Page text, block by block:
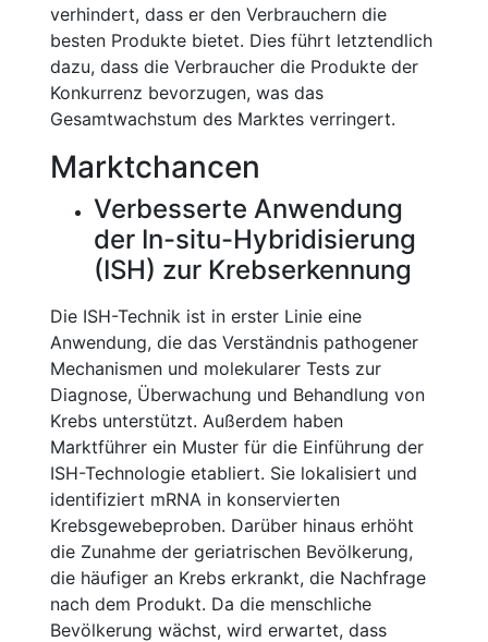
verhindert, dass er den Verbrauchern die
besten Produkte bietet. Dies führt letztendlich
dazu, dass die Verbraucher die Produkte der
Konkurrenz bevorzugen, was das
Gesamtwachstum des Marktes verringert.
Marktchancen
Verbesserte Anwendung
der In-situ-Hybridisierung
(ISH) zur Krebserkennung
Die ISH-Technik ist in erster Linie eine
Anwendung, die das Verständnis pathogener
Mechanismen und molekularer Tests zur
Diagnose, Überwachung und Behandlung von
Krebs unterstützt. Außerdem haben
Marktführer ein Muster für die Einführung der
ISH-Technologie etabliert. Sie lokalisiert und
identifiziert mRNA in konservierten
Krebsgewebeproben. Darüber hinaus erhöht
die Zunahme der geriatrischen Bevölkerung,
die häufiger an Krebs erkrankt, die Nachfrage
nach dem Produkt. Da die menschliche
Bevölkerung wächst, wird erwartet, dass